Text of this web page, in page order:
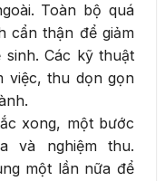
Toàn bộ quá
cẩn thận để giảm
Các kỹ thuật
việc, thu dọn gọn
xong, một bước
và nghiệm thu.
một lần nữa để